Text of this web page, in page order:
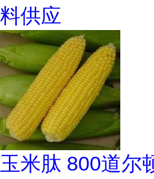
料供应
玉米肽 800道尔